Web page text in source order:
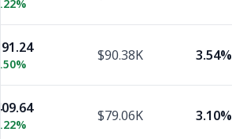
3.54%
$90.38K
3.10%
$79.06K